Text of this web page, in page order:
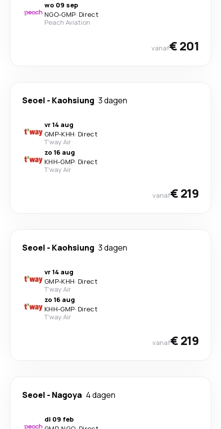
wo 09 sep
NGO-GMP· Direct
Peach Aviation
vanaf€ 201
Seoel - Kaohsiung 3 dagen
vr 14 aug
GMP-KHH· Direct
T'way Air
zo 16 aug
KHH-GMP· Direct
T'way Air
vanaf€ 219
Seoel - Kaohsiung 3 dagen
vr 14 aug
GMP-KHH· Direct
T'way Air
zo 16 aug
KHH-GMP· Direct
T'way Air
vanaf€ 219
Seoel - Nagoya 4 dagen
di 09 feb